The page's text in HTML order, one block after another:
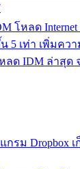
โหลด Internet
5 เท่า เพิ่มคว
ด IDM ล่าสุด
กรม Dropbox